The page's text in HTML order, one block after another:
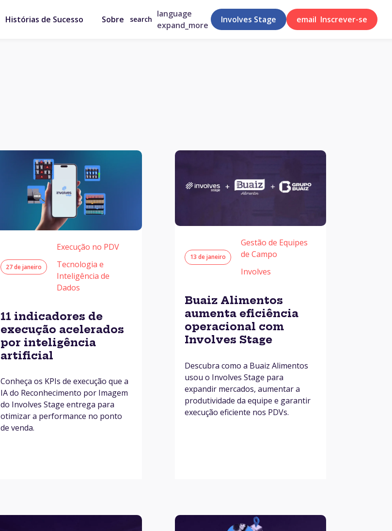
Histórias de Sucesso Sobre search
language
expand_more
Involves Stage email Inscrever-se
27 de janeiro
Execução no PDV
Tecnologia e
Inteligência de
Dados
11 indicadores de
execução acelerados
por inteligência
artificial
Conheça os KPIs de execução que a
IA do Reconhecimento por Imagem
do Involves Stage entrega para
otimizar a performance no ponto
de venda.
13 de janeiro
Gestão de Equipes
de Campo
Involves
Buaiz Alimentos
aumenta eficiência
operacional com
Involves Stage
Descubra como a Buaiz Alimentos
usou o Involves Stage para
expandir mercados, aumentar a
produtividade da equipe e garantir
execução eficiente nos PDVs.